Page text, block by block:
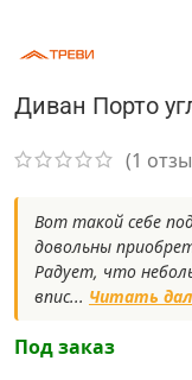
Диван Порто
(1
Вот такой себе
довольны
Радует, что
впис... Читать
Под заказ